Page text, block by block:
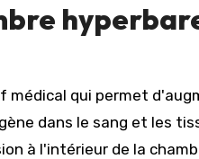
médical qui permet
dans le sang et les
à l'intérieur de la